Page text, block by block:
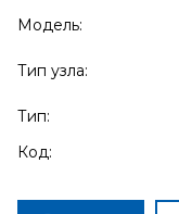
Модель:
Тип узла:
Тип:
Код: